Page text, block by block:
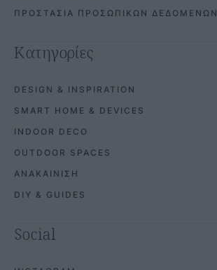
ΠΡΟΣΤΑΣΙΑ ΠΡΟΣΩΠΙΚΩΝ ΔΕΔΟΜΕΝΩΝ
Κατηγορίες
DESIGN & INSPIRATION
SMART HOME & DEVICES
INDOOR DECO
OUTDOOR SPACES
ΑΝΑΚΑΙΝΙΣΗ
DIY & GUIDES
Social